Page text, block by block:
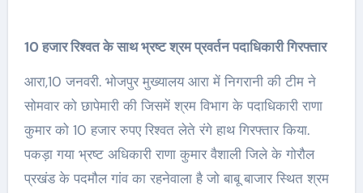
10 हजार रिश्वत के साथ भ्रष्ट श्रम प्रवर्तन पदाधिकारी गिरफ्तार
आरा,10 जनवरी. भोजपुर मुख्यालय आरा में निगरानी की टीम ने
सोमवार को छापेमारी की जिसमें श्रम विभाग के पदाधिकारी राणा
कुमार को 10 हजार रुपए रिश्वत लेते रंगे हाथ गिरफ्तार किया.
पकड़ा गया भ्रष्ट अधिकारी राणा कुमार वैशाली जिले के गोरौल
प्रखंड के पदमौल गांव का रहनेवाला है जो बाबू बाजार स्थित श्रम